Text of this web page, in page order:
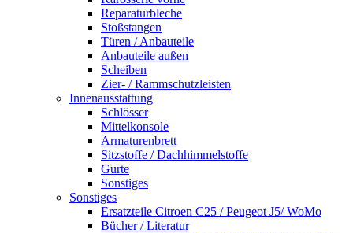
Reparaturbleche
Stoßstangen
Türen / Anbauteile
Anbauteile außen
Scheiben
Zier- / Rammschutzleisten
Innenausstattung
Schlösser
Mittelkonsole
Armaturenbrett
Sitzstoffe / Dachhimmelstoffe
Gurte
Sonstiges
Sonstiges
Ersatzteile Citroen C25 / Peugeot J5/ WoMo
Bücher / Literatur